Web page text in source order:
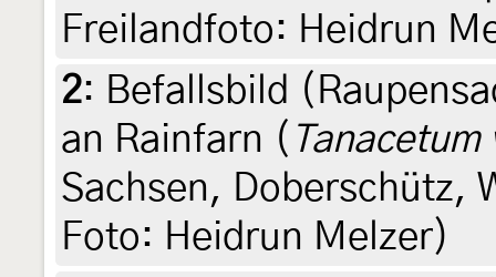
Freilandfoto: Heidrun
2: Befallsbild
an Rainfarn ( Tanacetum
Sachsen, Doberschütz,
Foto: Heidrun Melzer)